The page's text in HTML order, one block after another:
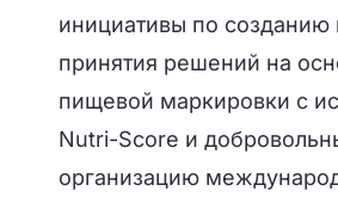
инициативы по созданию
принятия решений на
пищевой маркировки с
Nutri-Score и
организацию